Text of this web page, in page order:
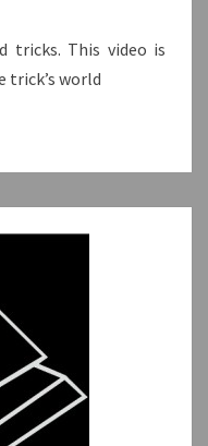
tricks. This video is
trick’s world